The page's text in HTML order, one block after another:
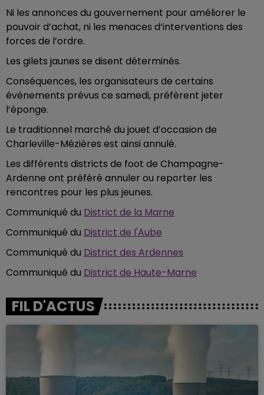
Ni les annonces du gouvernement pour améliorer le
pouvoir d’achat, ni les menaces d’interventions des
forces de l’ordre.
Les gilets jaunes se disent déterminés.
Conséquences, les organisateurs de certains
événements prévus ce samedi, préfèrent jeter
l’éponge.
Le traditionnel marché du jouet d’occasion de
Charleville-Mézières est ainsi annulé.
Les différents districts de foot de Champagne-
Ardenne ont préféré annuler ou reporter les
rencontres pour les plus jeunes.
Communiqué du District de la Marne
Communiqué du District de l'Aube
Communiqué du District des Ardennes
Communiqué du District de Haute-Marne
FIL D'ACTUS